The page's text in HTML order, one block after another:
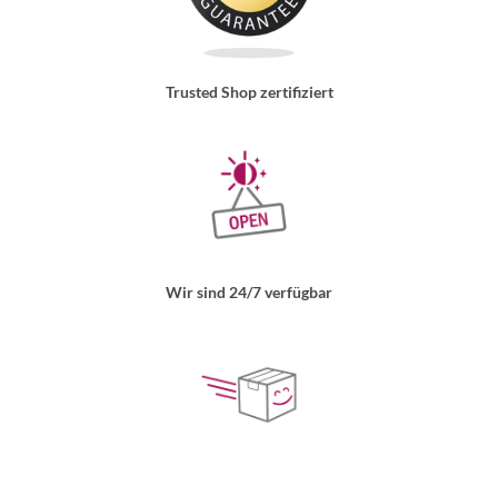
Trusted Shop zertifiziert
Wir sind 24/7 verfügbar